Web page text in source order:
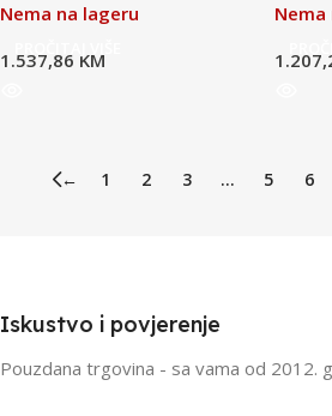
Nema na lageru
1.537,86 KM
Nema
← 1 2 3 … 5 6
Iskustvo i povjerenje
Pouzdana trgovina - sa vama od 2012.